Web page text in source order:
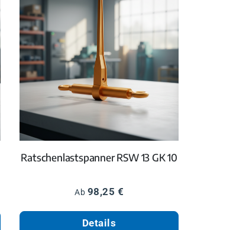
Ratschenlastspanner RSW 13 GK 10
Regulärer Preis:
Ab 98,25 €
Details